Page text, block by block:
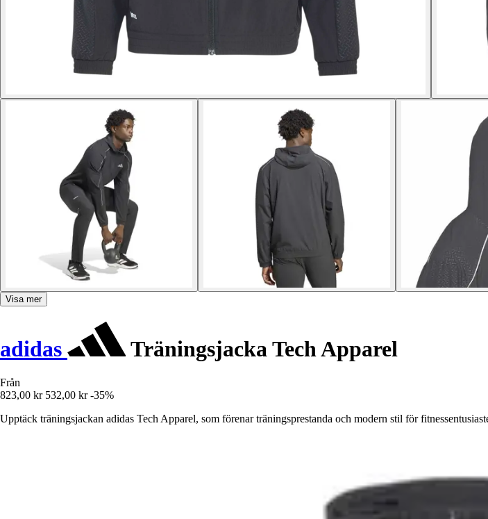
Visa mer
adidas Träningsjacka Tech Apparel
Från
823,00 kr 532,00 kr -35%
Upptäck träningsjackan adidas Tech Apparel, som förenar träningsprestanda och modern stil för